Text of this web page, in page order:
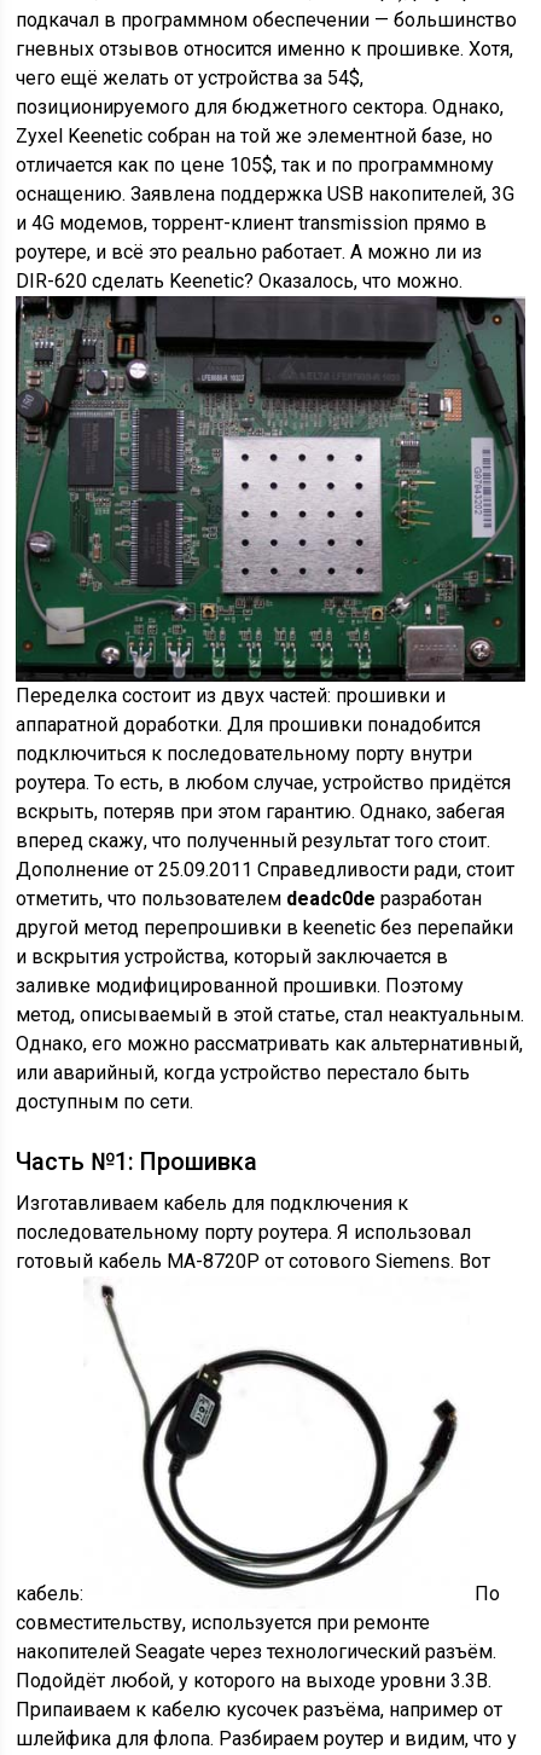
подкачал в программном обеспечении — большинство
гневных отзывов относится именно к прошивке. Хотя,
чего ещё желать от устройства за 54$,
позиционируемого для бюджетного сектора. Однако,
Zyxel Keenetic собран на той же элементной базе, но
отличается как по цене 105$, так и по программному
оснащению. Заявлена поддержка USB накопителей, 3G
и 4G модемов, торрент-клиент transmission прямо в
роутере, и всё это реально работает. А можно ли из
DIR-620 сделать Keenetic? Оказалось, что можно.
Переделка состоит из двух частей: прошивки и
аппаратной доработки. Для прошивки понадобится
подключиться к последовательному порту внутри
роутера. То есть, в любом случае, устройство придётся
вскрыть, потеряв при этом гарантию. Однако, забегая
вперед скажу, что полученный результат того стоит.
Дополнение от 25.09.2011 Справедливости ради, стоит
отметить, что пользователем deadc0de разработан
другой метод перепрошивки в keenetic без перепайки
и вскрытия устройства, который заключается в
заливке модифицированной прошивки. Поэтому
метод, описываемый в этой статье, стал неактуальным.
Однако, его можно рассматривать как альтернативный,
или аварийный, когда устройство перестало быть
доступным по сети.
Часть №1: Прошивка
Изготавливаем кабель для подключения к
последовательному порту роутера. Я использовал
готовый кабель MA-8720P от сотового Siemens. Вот
кабель:
По
совместительству, используется при ремонте
накопителей Seagate через технологический разъём.
Подойдёт любой, у которого на выходе уровни 3.3В.
Припаиваем к кабелю кусочек разъёма, например от
шлейфика для флопа. Разбираем роутер и видим, что у